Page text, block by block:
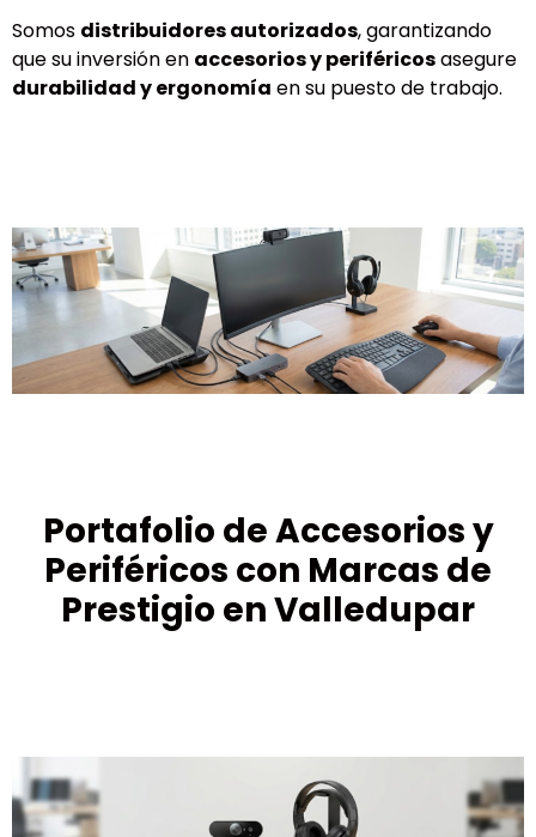
Somos distribuidores autorizados, garantizando
que su inversión en accesorios y periféricosasegure
durabilidad y ergonomía en su puesto de trabajo.
Portafolio de Accesorios y
Periféricos con Marcas de
Prestigio en Valledupar